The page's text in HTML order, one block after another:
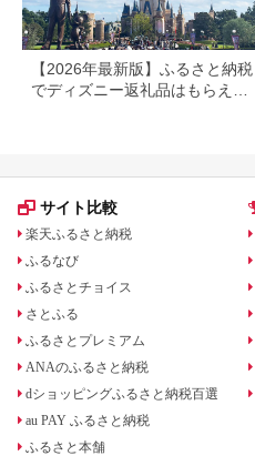
【2026年最新版】ふるさと納税
でディズニー返礼品はもらえ
サイト比較
楽天ふるさと納税
ふるなび
ふるさとチョイス
さとふる
ふるさとプレミアム
ANAのふるさと納税
dショッピングふるさと納税百選
au PAY ふるさと納税
ふるさと本舗